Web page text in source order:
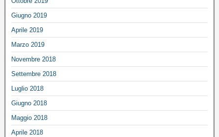
Giugno 2019
Aprile 2019
Marzo 2019
Novembre 2018
Settembre 2018
Luglio 2018
Giugno 2018
Maggio 2018
Aprile 2018